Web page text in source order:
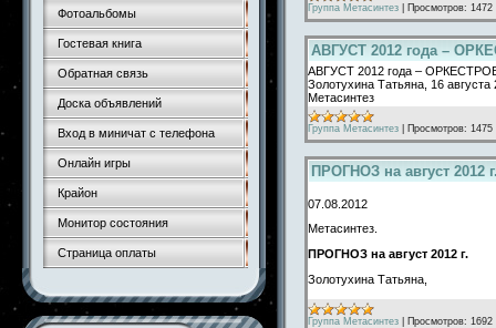
Фотоальбомы
Гостевая книга
Обратная связь
Доска объявлений
Вход в миничат с телефона
Онлайн игры
Крайон
Монитор состояния
Страница оплаты
Группа Метасинтез Просмотров: 1472
АВГУСТ 2012 года –
АВГУСТ 2012 года –
Золотухина Татьяна, 16 августа
Метасинтез
Группа Метасинтез Просмотров: 1475
ПРОГНОЗ на август 2012
07.08.2012
Метасинтез.
ПРОГНОЗ на август 2012 г.
Золотухина Татьяна,
Группа Метасинтез Просмотров: 1692